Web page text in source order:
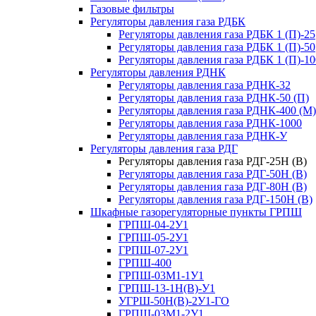
Газовые фильтры
Регуляторы давления газа РДБК
Регуляторы давления газа РДБК 1 (П)-25
Регуляторы давления газа РДБК 1 (П)-50
Регуляторы давления газа РДБК 1 (П)-
Регуляторы давления РДНК
Регуляторы давления газа РДНК-32
Регуляторы давления газа РДНК-50 (П)
Регуляторы давления газа РДНК-400 (М)
Регуляторы давления газа РДНК-1000
Регуляторы давления газа РДНК-У
Регуляторы давления газа РДГ
Регуляторы давления газа РДГ-25Н (В)
Регуляторы давления газа РДГ-50Н (В)
Регуляторы давления газа РДГ-80Н (В)
Регуляторы давления газа РДГ-150Н (В)
Шкафные газорегуляторные пункты ГРПШ
ГРПШ-04-2У1
ГРПШ-05-2У1
ГРПШ-07-2У1
ГРПШ-400
ГРПШ-03М1-1У1
ГРПШ-13-1Н(В)-У1
УГРШ-50Н(В)-2У1-ГО
ГРПШ-03М1-2У1